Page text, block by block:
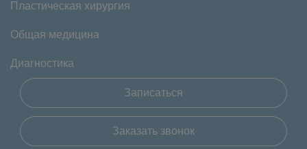
Пластическая хирургия
Общая медицина
Диагностика
Записаться
Заказать звонок